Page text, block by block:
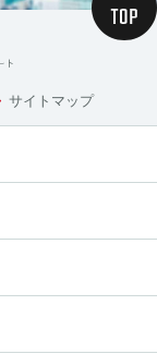
サイトマップ